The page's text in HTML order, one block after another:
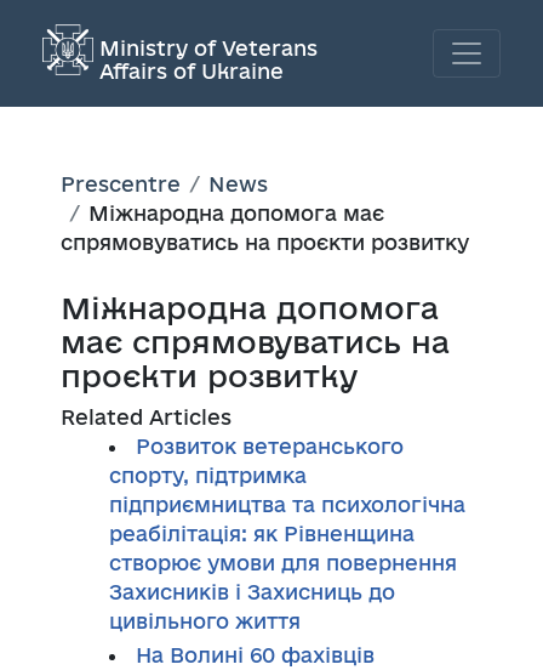
Ministry of Veterans
Affairs of Ukraine
Prescentre
News
Міжнародна допомога має
спрямовуватись на проєкти розвитку
Міжнародна допомога
має спрямовуватись на
проєкти розвитку
Related Articles
Розвиток ветеранського
спорту, підтримка
підприємництва та психологічна
реабілітація: як Рівненщина
створює умови для повернення
Захисників і Захисниць до
цивільного життя
На Волині 60 фахівців